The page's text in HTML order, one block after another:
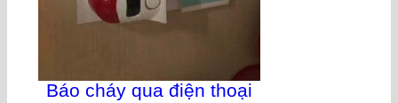
Báo cháy qua điện thoại